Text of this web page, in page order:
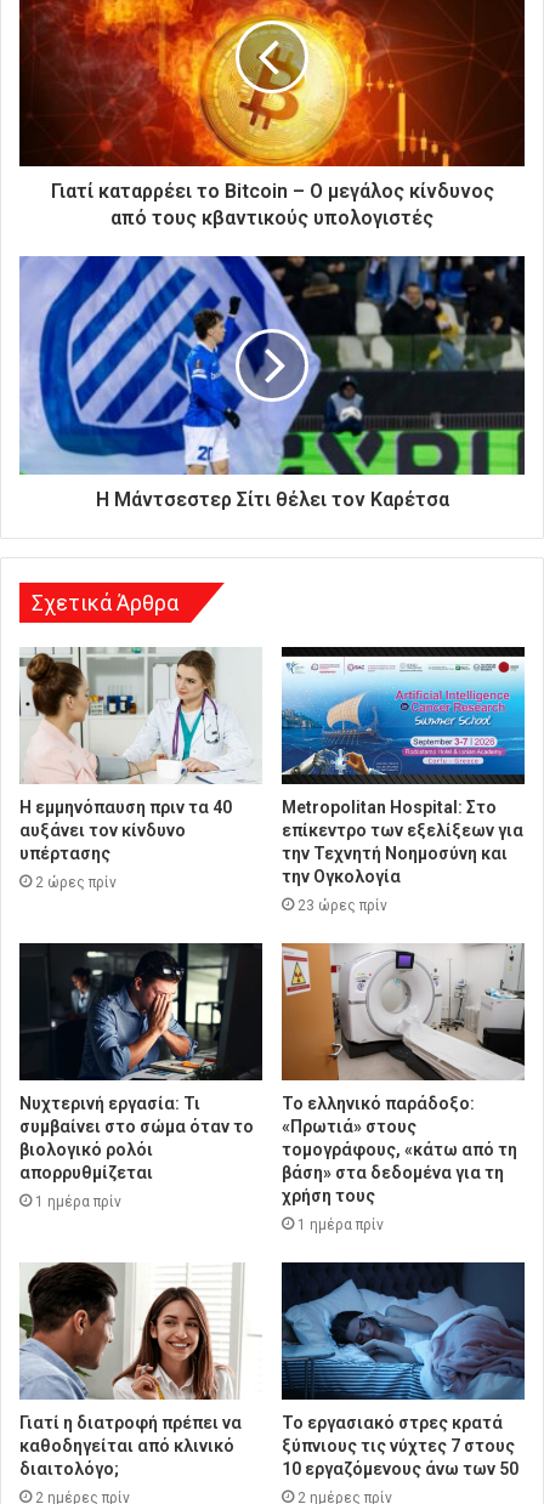
η
τ
δ
ε
υ
η
Γιατί καταρρέει το Bitcoin – Ο μεγάλος κίνδυνος
από τους κβαντικούς υπολογιστές
Η Μάντσεστερ Σίτι θέλει τον Καρέτσα
Σχετικά Άρθρα
Η εμμηνόπαυση πριν τα 40
αυξάνει τον κίνδυνο
υπέρτασης
2 ώρες πρίν
Metropolitan Hospital: Στο
επίκεντρο των εξελίξεων για
την Τεχνητή Νοημοσύνη και
την Ογκολογία
23 ώρες πρίν
Νυχτερινή εργασία: Τι
συμβαίνει στο σώμα όταν το
βιολογικό ρολόι
απορρυθμίζεται
1 ημέρα πρίν
Το ελληνικό παράδοξο:
«Πρωτιά» στους
τομογράφους, «κάτω από τη
βάση» στα δεδομένα για τη
χρήση τους
1 ημέρα πρίν
Γιατί η διατροφή πρέπει να
καθοδηγείται από κλινικό
διαιτολόγο;
2 ημέρες πρίν
Το εργασιακό στρες κρατά
ξύπνιους τις νύχτες 7 στους
10 εργαζόμενους άνω των 50
2 ημέρες πρίν